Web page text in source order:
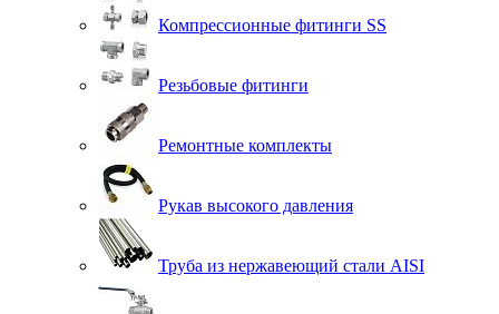
Компрессионные фитинги SS
Резьбовые фитинги
Ремонтные комплекты
Рукав высокого давления
Труба из нержавеющий стали AISI